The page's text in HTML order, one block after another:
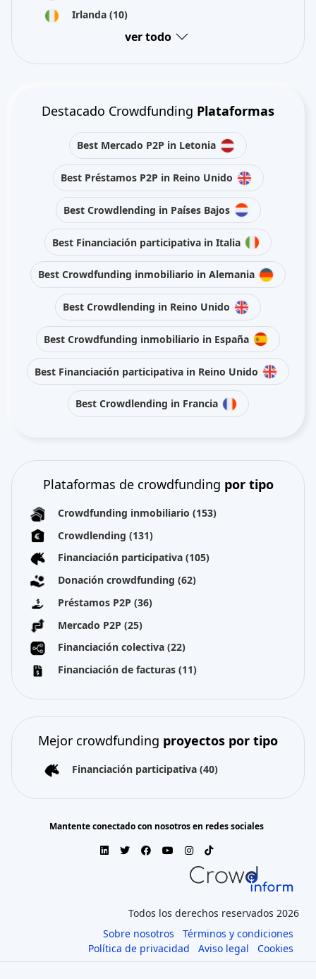
Irlanda (10)
ver todo
Destacado Crowdfunding Plataformas
Best Mercado P2P in Letonia
Best Préstamos P2P in Reino Unido
Best Crowdlending in Países Bajos
Best Financiación participativa in Italia
Best Crowdfunding inmobiliario in Alemania
Best Crowdlending in Reino Unido
Best Crowdfunding inmobiliario in España
Best Financiación participativa in Reino Unido
Best Crowdlending in Francia
Plataformas de crowdfunding por tipo
Crowdfunding inmobiliario (153)
Crowdlending (131)
Financiación participativa (105)
Donación crowdfunding (62)
Préstamos P2P (36)
Mercado P2P (25)
Financiación colectiva (22)
Financiación de facturas (11)
Mejor crowdfunding proyectos por tipo
Financiación participativa (40)
Mantente conectado con nosotros en redes sociales
Todos los derechos reservados 2026
Sobre nosotros
Términos y condiciones
Política de privacidad
Aviso legal Cookies